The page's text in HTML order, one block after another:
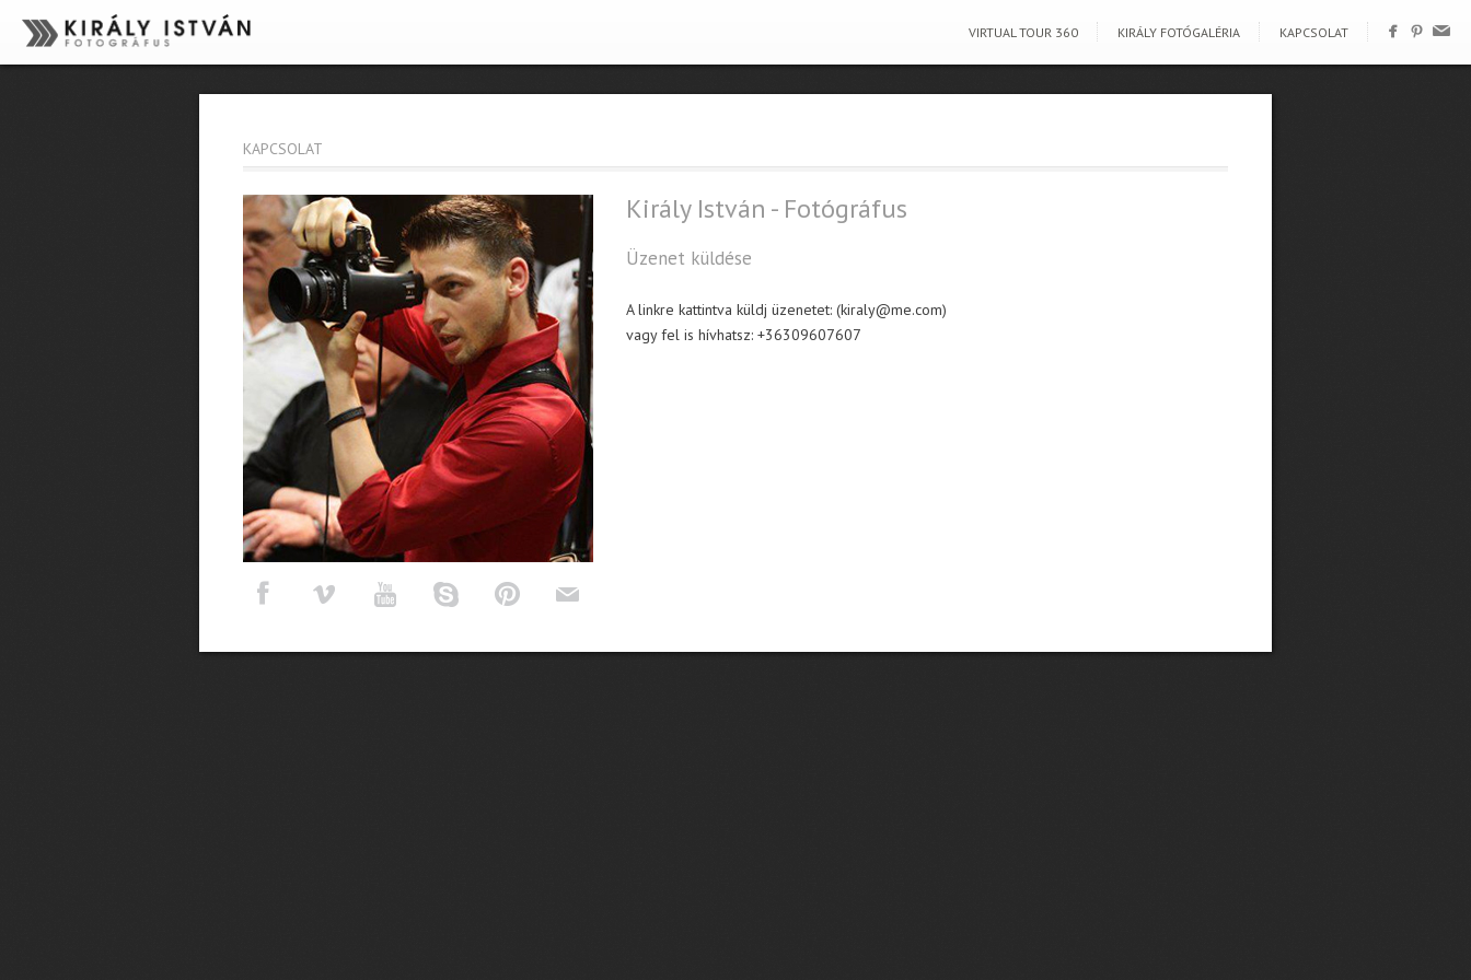
VIRTUAL TOUR 360 KIRÁLY FOTÓGALÉRIA KAPCSOLAT
KAPCSOLAT
Király István - Fotógráfus
Üzenet küldése
A linkre kattintva küldj üzenetet: (kiraly@me.com)
vagy fel is hívhatsz: +36309607607